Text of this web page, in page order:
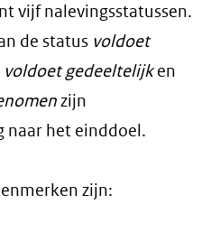
vijf nalevingsstatussen.
de status voldoet
voldoet gedeeltelijken
zijn
naar het einddoel.
zijn: